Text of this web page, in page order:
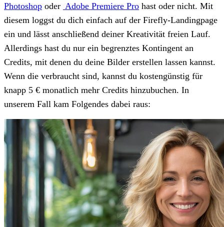
Photoshop oder Adobe Premiere Pro hast oder nicht. Mit
diesem loggst du dich einfach auf der Firefly-Landingpage
ein und lässt anschließend deiner Kreativität freien Lauf.
Allerdings hast du nur ein begrenztes Kontingent an
Credits, mit denen du deine Bilder erstellen lassen kannst.
Wenn die verbraucht sind, kannst du kostengünstig für
knapp 5 € monatlich mehr Credits hinzubuchen. In
unserem Fall kam Folgendes dabei raus: